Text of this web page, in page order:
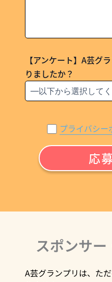
【アンケート】A芸グ
りましたか？
プライバシー
スポンサ
A芸グランプリは、た